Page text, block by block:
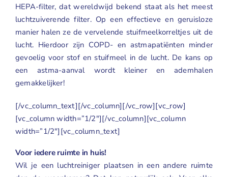
HEPA-filter, dat wereldwijd bekend staat als het meest
luchtzuiverende filter. Op een effectieve en geruisloze
manier halen ze de vervelende stuifmeelkorreltjes uit de
lucht. Hierdoor zijn COPD- en astmapatiënten minder
gevoelig voor stof en stuifmeel in de lucht. De kans op
een astma-aanval wordt kleiner en ademhalen
gemakkelijker!
[/vc_column_text][/vc_column][/vc_row][vc_row]
[vc_column width=”1/2″][/vc_column][vc_column
width=”1/2″][vc_column_text]
Voor iedere ruimte in huis!
Wil je een luchtreiniger plaatsen in een andere ruimte